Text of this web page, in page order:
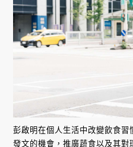
彭啟明在個人生活中改變飲食
發文的機會，推廣蔬食以及其對